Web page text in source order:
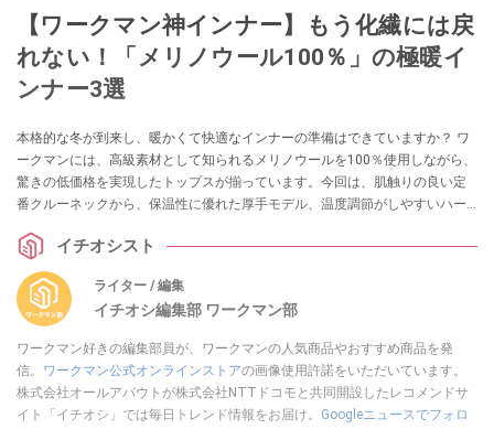
【ワークマン神インナー】もう化繊には戻
れない！「メリノウール100％」の極暖イ
ンナー3選
本格的な冬が到来し、暖かくて快適なインナーの準備はできていますか？ ワ
ークマンには、高級素材として知られるメリノウールを100％使用しながら、
驚きの低価格を実現したトップスが揃っています。今回は、肌触りの良い定
番クルーネックから、保温性に優れた厚手モデル、温度調節がしやすいハー
イチオシスト
ライター / 編集
イチオシ編集部 ワークマン部
ワークマン好きの編集部員が、ワークマンの人気商品やおすすめ商品を発
信。 ワークマン公式オンラインストアの画像使用許諾をいただいています。
株式会社オールアバウトが株式会社NTTドコモと共同開設したレコメンドサ
イト「イチオシ」では毎日トレンド情報をお届け。 Googleニュースでフォロ